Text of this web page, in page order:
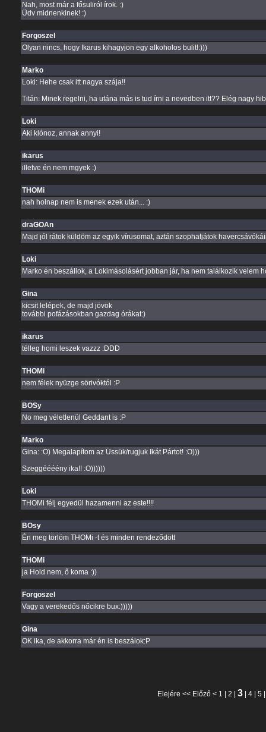
Nah, most már a fősuliról írok. :)
Üdv midnenkinek! :)
Forgoszel
Olyan nincs, hogy Ikarus kihagyjon egy alkoholos bulit!:)))
Marko
Loki: Hehe csak itt nagya szája!!
Titán: Minek regelni, ha utána más is tud írni a nevedben itt?? Elég nagy
Loki
Aki klónoz, annak annyi!
ikarus
illetve én nem mgyek :)
THOMi
nah holnap nem is menek ezek után... :)
draGOAn
Majd jól rátok küldöm az egyik vírusomat, aztán szophatjátok
Loki
Marko én beszállok, a Lokimásolásért jobban jár, ha nem találkozik velem
Gina
kicsit lelépek, de majd jövök
további pofázásokban gazdag órákat:)
ikarus
télleg homi leszek vazzz :DDD
THOMi
nem félek nyüzge sörivóktól :P
BOSy
No meg véletlenül Geddant is :P
Marko
Gina: :O) Megalapítom az Üssük/rugjuk Ikát Pártot! :O)))
Szeggéééény ika!! :O))))))
Loki
THOMi félj egyedül hazamenni az este!!!!
BOsy
Én meg törlöm THOMi -t és minden rendeződött
THOMi
ja Hold nem, ő koma :))
Forgoszel
Vagy a verekedős nőcikre bux:)))))
Gina
OK ika, de akkorra már én is beszálok:P
Elejére << Előző < 1 2 3 4 5